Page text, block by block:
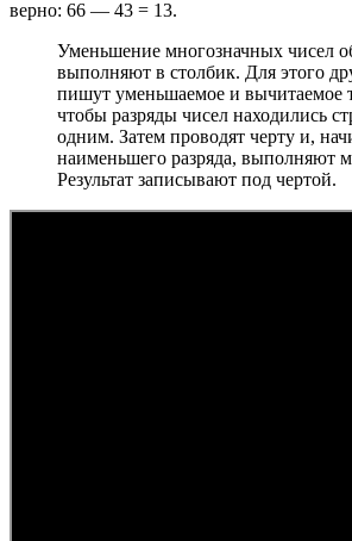
верно: 66 — 43 = 13.
Уменьшение многозначных чисел
выполняют в столбик. Для этого
пишут уменьшаемое и вычитаемое
чтобы разряды чисел находились
одним. Затем проводят черту и,
наименьшего разряда, выполняют
Результат записывают под чертой.